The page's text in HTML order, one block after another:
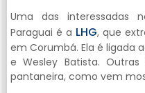
Uma das interessadas
Paraguai é a LHG, que
em Corumbá. Ela é ligada
e Wesley Batista.
pantaneira, como vem